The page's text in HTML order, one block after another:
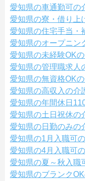
愛知県の車通勤可の
愛知県の寮・借り上
愛知県の住宅手当・
愛知県のオープニン
愛知県の未経験OK
愛知県の管理職求人
愛知県の無資格OK
愛知県の高収入の介
愛知県の年間休日
愛知県の土日祝休の
愛知県の日勤のみの
愛知県の1月入職可
愛知県の4月入職可
愛知県の夏～秋入職
愛知県のブランク